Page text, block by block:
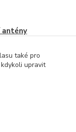
antény
také pro
upravit